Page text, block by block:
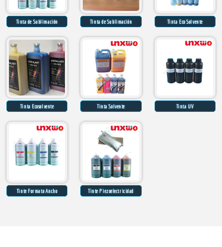
Tinta de Sublimación Tinta de Sublimación Tinta Eco Solvente
Tinta Ecosolvente Tinta Solvente Tinta UV
Tinte Formato Ancho Tinte Piezoelectricidad